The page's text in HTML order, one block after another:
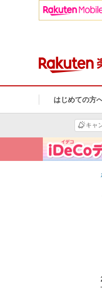
はじめての方
キャ